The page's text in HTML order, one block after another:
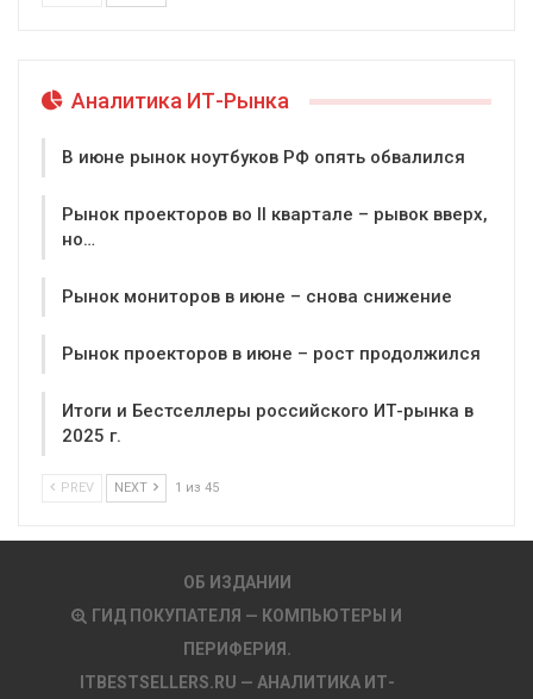
Аналитика ИТ-Рынка
В июне рынок ноутбуков РФ опять обвалился
Рынок проекторов во II квартале – рывок вверх,
но…
Рынок мониторов в июне – снова снижение
Рынок проекторов в июне – рост продолжился
Итоги и Бестселлеры российского ИТ-рынка в
2025 г.
PREV NEXT 1 из 45
ОБ ИЗДАНИИ
ГИД ПОКУПАТЕЛЯ — КОМПЬЮТЕРЫ И
ПЕРИФЕРИЯ.
ITBESTSELLERS.RU — АНАЛИТИКА ИТ-